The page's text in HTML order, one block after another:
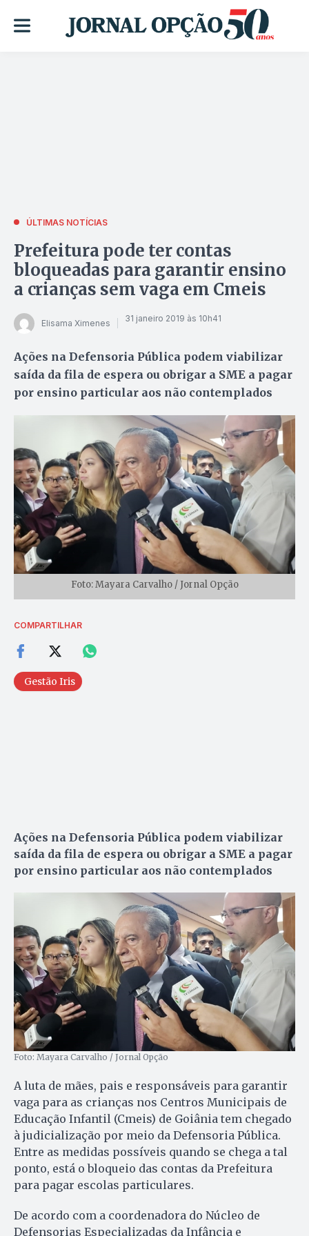
ÚLTIMAS NOTÍCIAS
Prefeitura pode ter contas
bloqueadas para garantir ensino
a crianças sem vaga em Cmeis
Elisama Ximenes 31 janeiro 2019 às 10h41
Ações na Defensoria Pública podem viabilizar
saída da fila de espera ou obrigar a SME a pagar
por ensino particular aos não contemplados
Foto: Mayara Carvalho / Jornal Opção
COMPARTILHAR
Gestão Iris
Ações na Defensoria Pública podem viabilizar
saída da fila de espera ou obrigar a SME a pagar
por ensino particular aos não contemplados
Foto: Mayara Carvalho / Jornal Opção
A luta de mães, pais e responsáveis para garantir
vaga para as crianças nos Centros Municipais de
Educação Infantil (Cmeis) de Goiânia tem chegado
à judicialização por meio da Defensoria Pública.
Entre as medidas possíveis quando se chega a tal
ponto, está o bloqueio das contas da Prefeitura
para pagar escolas particulares.
De acordo com a coordenadora do Núcleo de
Defensorias Especializadas da Infância e